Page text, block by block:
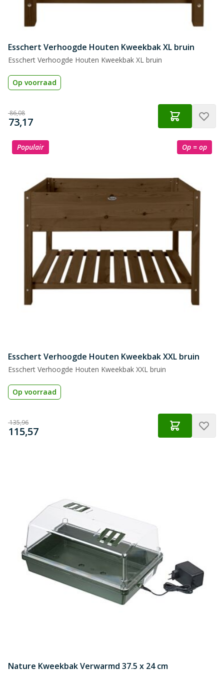
Esschert Verhoogde Houten Kweekbak XL bruin
Esschert Verhoogde Houten Kweekbak XL bruin
Op voorraad
Speciale prijs
€
73,17
Normale prijs
€
86,08
Populair Op = op
Esschert Verhoogde Houten Kweekbak XXL bruin
Esschert Verhoogde Houten Kweekbak XXL bruin
Op voorraad
Speciale prijs
€
115,57
Normale prijs
€
135,96
Nature Kweekbak Verwarmd 37.5 x 24 cm